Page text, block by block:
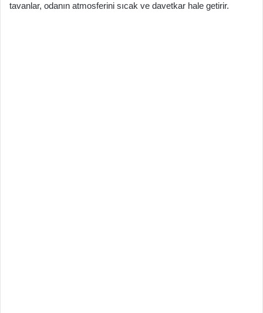
tavanlar, odanın atmosferini sıcak ve davetkar hale getirir.